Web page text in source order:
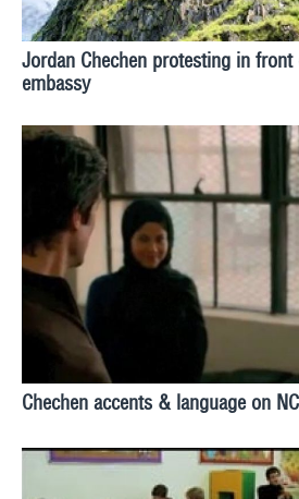
Jordan Chechen protesting in front
embassy
Chechen accents & language on